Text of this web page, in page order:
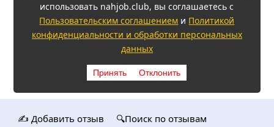
использовать nahjob.club, вы соглашаетесь с
Пользовательским соглашением и Политикой
конфиденциальности и обработки персональных
данных
Принять Отклонить
✍️ Добавить отзыв 🔍Поиск по отзывам